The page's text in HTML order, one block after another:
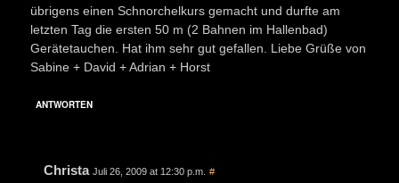
übrigens einen Schnorchelkurs gemacht und durfte am
letzten Tag die ersten 50 m (2 Bahnen im Hallenbad)
Gerätetauchen. Hat ihm sehr gut gefallen. Liebe Grüße von
Sabine + David + Adrian + Horst
ANTWORTEN
Christa Juli 26, 2009 at 12:30 p.m. #